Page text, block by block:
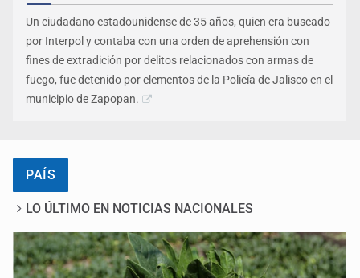
Un ciudadano estadounidense de 35 años, quien era buscado
por Interpol y contaba con una orden de aprehensión con
fines de extradición por delitos relacionados con armas de
fuego, fue detenido por elementos de la Policía de Jalisco en el
municipio de Zapopan.
PAÍS
LO ÚLTIMO EN NOTICIAS NACIONALES